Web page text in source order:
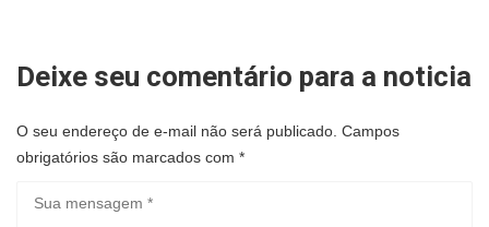
Deixe seu comentário para a noticia
O seu endereço de e-mail não será publicado. Campos
obrigatórios são marcados com *